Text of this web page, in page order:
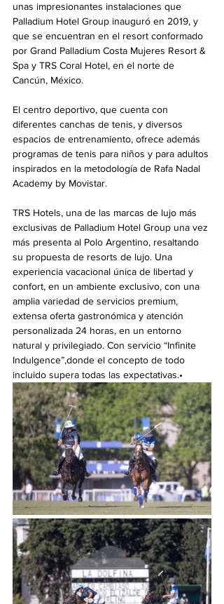
unas impresionantes instalaciones que
Palladium Hotel Group inauguró en 2019, y
que se encuentran en el resort conformado
por Grand Palladium Costa Mujeres Resort &
Spa y TRS Coral Hotel, en el norte de
Cancún, México.
El centro deportivo, que cuenta con
diferentes canchas de tenis, y diversos
espacios de entrenamiento, ofrece además
programas de tenis para niños y para adultos
inspirados en la metodología de Rafa Nadal
Academy by Movistar.
TRS Hotels, una de las marcas de lujo más
exclusivas de Palladium Hotel Group una vez
más presenta al Polo Argentino, resaltando
su propuesta de resorts de lujo. Una
experiencia vacacional única de libertad y
confort, en un ambiente exclusivo, con una
amplia variedad de servicios premium,
extensa oferta gastronómica y atención
personalizada 24 horas, en un entorno
natural y privilegiado. Con servicio “Infinite
Indulgence”,donde el concepto de todo
incluido supera todas las expectativas.•